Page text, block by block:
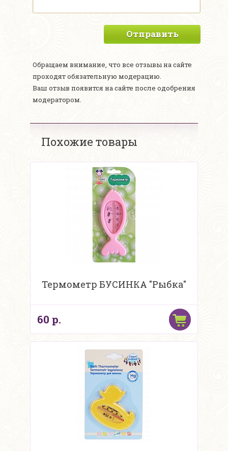
Отправить
Обращаем внимание, что все отзывы на сайте
проходят обязательную модерацию.
Ваш отзыв появится на сайте после одобрения
модератором.
Похожие товары
Термометр БУСИНКА "Рыбка"
60 р.